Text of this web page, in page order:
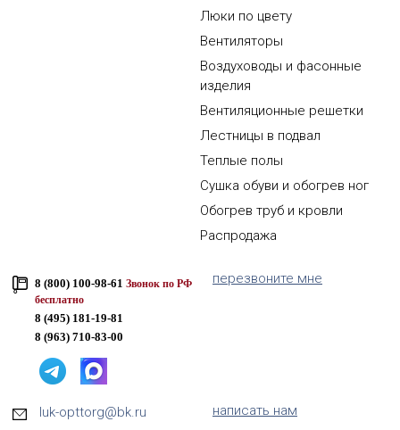
Люки по цвету
Вентиляторы
Воздуховоды и фасонные
изделия
Вентиляционные решетки
Лестницы в подвал
Теплые полы
Сушка обуви и обогрев ног
Обогрев труб и кровли
Распродажа
8 (800) 100-98-61 Звонок по РФ
бесплатно
8 (495) 181-19-81
8 (963) 710-83-00
перезвоните мне
luk-opttorg@bk.ru написать нам